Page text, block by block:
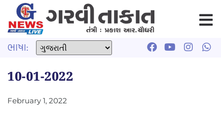
ભાષા:
10-01-2022
February 1, 2022